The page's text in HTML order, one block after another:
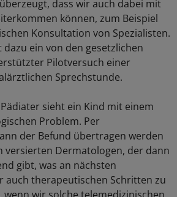
dass wir auch dabei mit
können, zum Beispiel
Konsultation von Spezialisten.
ein von den gesetzlichen
Pilotversuch einer
Sprechstunde.
sieht ein Kind mit einem
Problem. Per
der Befund übertragen werden
versierten Dermatologen, der dann
gibt, was an nächsten
auch therapeutischen Schritten zu